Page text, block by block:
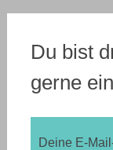
Du bist
gerne
Deine E-